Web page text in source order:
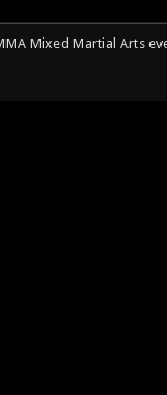
Mixed Martial Arts